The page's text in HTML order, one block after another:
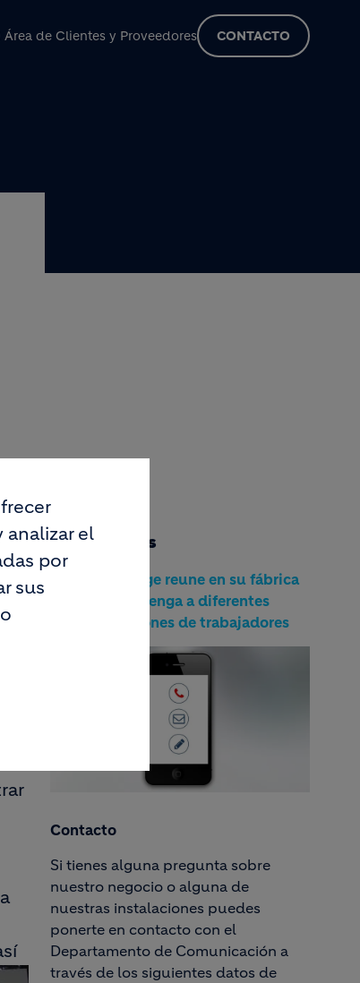
Área de Clientes y Proveedores CONTACTO
Documentos
NP_Lafarge reune en su fábrica
de Villaluenga a diferentes
generaciones de trabajadores
Contacto
Si tienes alguna pregunta sobre
nuestro negocio o alguna de
nuestras instalaciones puedes
ponerte en contacto con el
Departamento de Comunicación a
través de los siguientes datos de
el
por
sus